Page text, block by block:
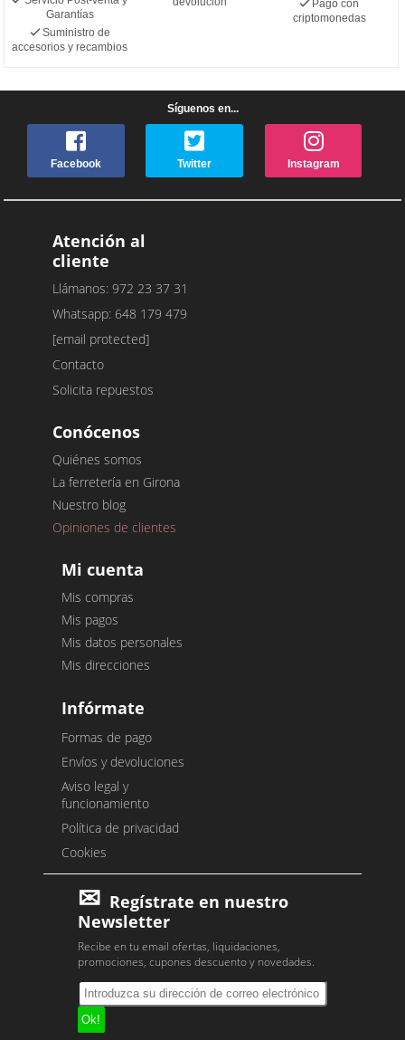
Garantías
Suministro de
accesorios y recambios
Pago con
criptomonedas
Síguenos en...
Facebook Twitter Instagram
Atención al
cliente
Llámanos: 972 23 37 31
Whatsapp: 648 179 479
[email protected]
Contacto
Solicita repuestos
Conócenos
Quiénes somos
La ferretería en Girona
Nuestro blog
Opiniones de clientes
Mi cuenta
Mis compras
Mis pagos
Mis datos personales
Mis direcciones
Infórmate
Formas de pago
Envíos y devoluciones
Aviso legal y
funcionamiento
Política de privacidad
Cookies
Regístrate en nuestro
Newsletter
Recibe en tu email ofertas, liquidaciones,
promociones, cupones descuento y novedades.